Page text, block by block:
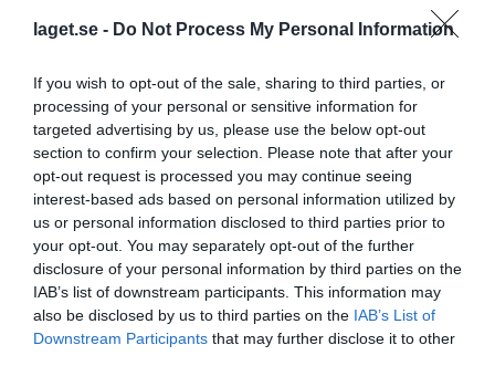
laget.se - Do Not Process My Personal Information
If you wish to opt-out of the sale, sharing to third parties, or
processing of your personal or sensitive information for
targeted advertising by us, please use the below opt-out
section to confirm your selection. Please note that after your
opt-out request is processed you may continue seeing
interest-based ads based on personal information utilized by
us or personal information disclosed to third parties prior to
your opt-out. You may separately opt-out of the further
disclosure of your personal information by third parties on the
IAB’s list of downstream participants. This information may
also be disclosed by us to third parties on the IAB’s List of
Downstream Participants that may further disclose it to other
BIF Cup 2026
Långared Bois dam deltog i BIF cup 10 januari. Vi blev trea i gruppen med fyra lag och gick tyvärr inte vidare. Bra kämpat.
Dam 18 jan 0
Visa fler nyheter